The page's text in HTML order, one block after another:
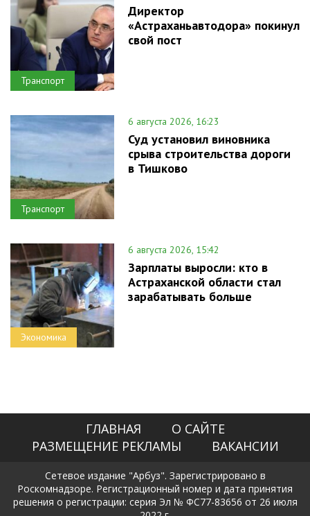
Транспорт
Директор
«Астраханьавтодора» покинул
свой пост
Транспорт
6 августа 2026, 16:23
Суд установил виновника
срыва строительства дороги
в Тишково
Экономика
6 августа 2026, 15:42
Зарплаты выросли: кто в
Астраханской области стал
зарабатывать больше
ГЛАВНАЯ
О САЙТЕ
РАЗМЕЩЕНИЕ РЕКЛАМЫ
ВАКАНСИИ
Сетевое издание "Арбуз". Зарегистрировано в
Роскомнадзоре. Регистрационный номер и дата принятия
решения о регистрации: серия Эл № ФС77-83656 от 26 июля